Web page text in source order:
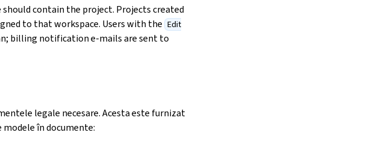
contain the project. Projects created
to that workspace. Users with the Edit
billing notification e-mails are sent to
legale necesare. Acesta este furnizat
în documente: